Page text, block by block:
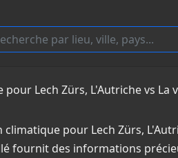
Lech Zürs, L'Autriche vs La
pour Lech Zürs,
fournit des informations